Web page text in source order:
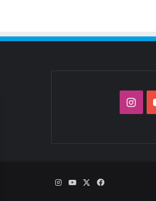
‫YouTubeانستقرام
فيسبوك ‫YouTubeانستقرام